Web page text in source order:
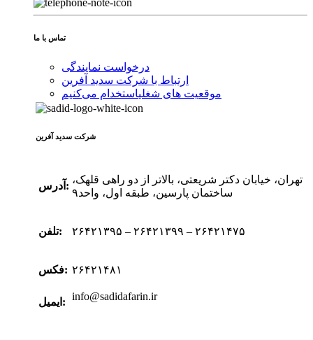
تماس با ما
درخواست نمایندگی
ارتباط با شرکت سدید آفرین
موقعیت های شغلیاستخدام ‌می‌کنیم
شرکت سدید‌ آفرین
آدرس:
تهران، خیابان دکتر شریعتی، بالاتر از دو راهی قلهک،
ساختمان پارسین، طبقه اول، واحد۹
تلفن: ۲۶۴۲۱۳۹۵ – ۲۶۴۲۱۳۹۹ – ۲۶۴۲۱۴۷۵
فکس: ۲۶۴۲۱۴۸۱
ایمیل: info@sadidafarin.ir